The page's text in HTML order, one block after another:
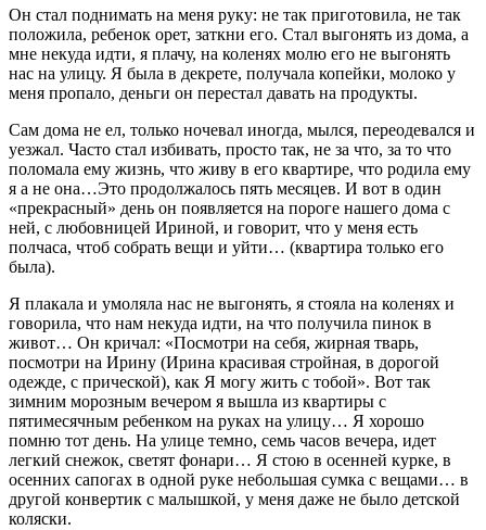
Он стал поднимать на меня руку: не так приготовила, не так
положила, ребенок орет, заткни его. Стал выгонять из дома, а
мне некуда идти, я плачу, на коленях молю его не выгонять
нас на улицу. Я была в декрете, получала копейки, молоко у
меня пропало, деньги он перестал давать на продукты.
Сам дома не ел, только ночевал иногда, мылся, переодевался и
уезжал. Часто стал избивать, просто так, не за что, за то что
поломала ему жизнь, что живу в его квартире, что родила ему
я а не она…Это продолжалось пять месяцев. И вот в один
«прекрасный» день он появляется на пороге нашего дома с
ней, с любовницей Ириной, и говорит, что у меня есть
полчаса, чтоб собрать вещи и уйти… (квартира только его
была).
Я плакала и умоляла нас не выгонять, я стояла на коленях и
говорила, что нам некуда идти, на что получила пинок в
живот… Он кричал: «Посмотри на себя, жирная тварь,
посмотри на Ирину (Ирина красивая стройная, в дорогой
одежде, с прической), как Я могу жить с тобой». Вот так
зимним морозным вечером я вышла из квартиры с
пятимесячным ребенком на руках на улицу… Я хорошо
помню тот день. На улице темно, семь часов вечера, идет
легкий снежок, светят фонари… Я стою в осенней курке, в
осенних сапогах в одной руке небольшая сумка с вещами… в
другой конвертик с малышкой, у меня даже не было детской
коляски.